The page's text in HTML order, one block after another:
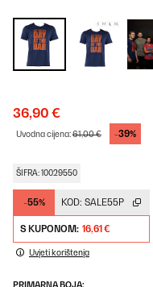
36,90 €
Uvodna cijena:61,00 € -39%
ŠIFRA: 10029550
-55% KOD: SALE55P
S KUPONOM: 16,61 €
Uvjeti korištenja
PRIMARNA BOJA: